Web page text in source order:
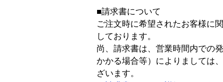
■請求書について
ご注文時に希望されたお客様に
しております。
尚、請求書は、営業時間内での
かかる場合等）によりましては
ざいます。